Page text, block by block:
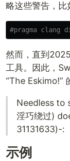
略这些警告，比
然而，直到
工具。因此，
“The Eskimo!”
Needless to
淫巧绕过)
31131633)-:
示例